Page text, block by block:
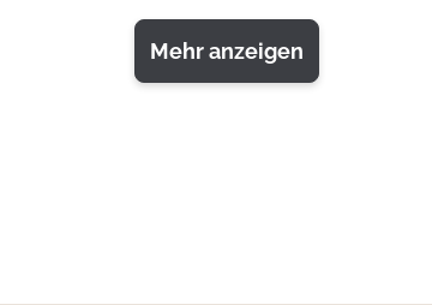
Mehr anzeigen